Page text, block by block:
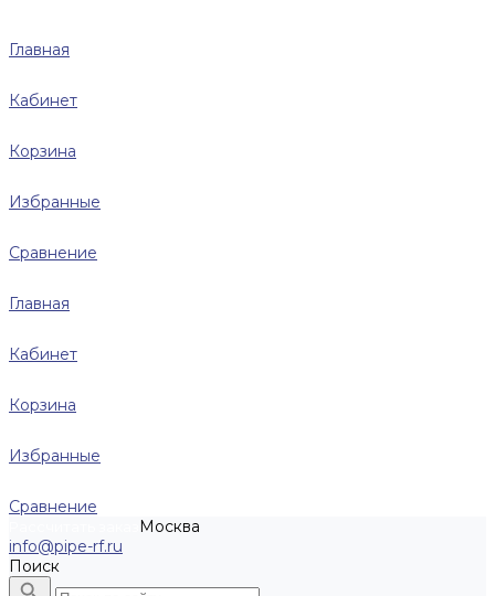
Главная
Кабинет
Корзина
Избранные
Сравнение
Главная
Кабинет
Корзина
Избранные
Сравнение
Москва
info@pipe-rf.ru
Поиск